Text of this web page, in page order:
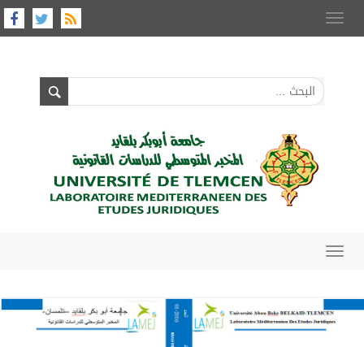
Toggle
navigation
Toggle